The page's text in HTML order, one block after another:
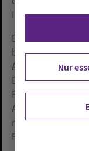
Institution etwas
Die Studie habe
bereits
Disziplinarrecht
Betroffene, das
Auf der Synode
mehr als 40
Empfehlungen
Nur